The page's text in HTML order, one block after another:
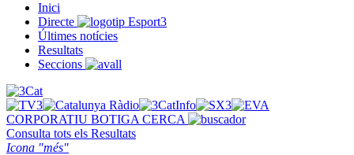
Inici
Directe
Últimes notícies
Resultats
Seccions
CORPORATIU BOTIGA CERCA
Consulta tots els Resultats
Icona "més"